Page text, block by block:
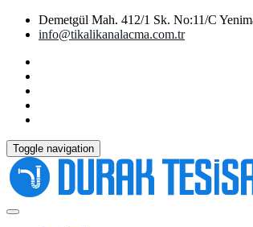
Demetgül Mah. 412/1 Sk. No:11/C
info@tikalikanalacma.com.tr
Toggle navigation